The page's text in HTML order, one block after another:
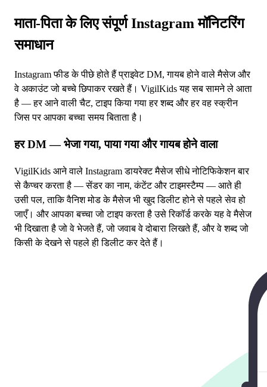
माता-पिता के लिए संपूर्ण Instagram मॉनिटरिंग
समाधान
Instagram फीड के पीछे होते हैं प्राइवेट DM, गायब होने वाले मैसेज और
वे अकाउंट जो बच्चे छिपाकर रखते हैं। VigilKids यह सब सामने ले आता
है — हर आने वाली चैट, टाइप किया गया हर शब्द और हर वह स्क्रीन
जिस पर आपका बच्चा समय बिताता है।
हर DM — भेजा गया, पाया गया और गायब होने वाला
VigilKids आने वाले Instagram डायरेक्ट मैसेज सीधे नोटिफिकेशन बार
से कैप्चर करता है — सेंडर का नाम, कंटेंट और टाइमस्टैम्प — आते ही
उसी पल, ताकि वैनिश मोड के मैसेज भी खुद डिलीट होने से पहले सेव हो
जाएँ। और आपका बच्चा जो टाइप करता है उसे रिकॉर्ड करके यह वे मैसेज
भी दिखाता है जो वे भेजते हैं, जो जवाब वे दोबारा लिखते हैं, और वे शब्द जो
किसी के देखने से पहले ही डिलीट कर देते हैं।